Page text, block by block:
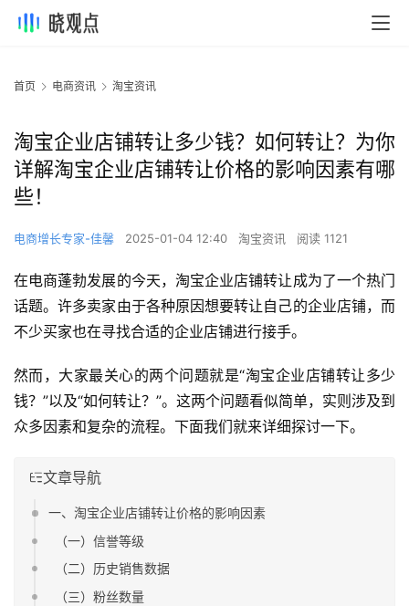
首页 电商资讯 淘宝资讯
淘宝企业店铺转让多少钱？如何转让？为你
详解淘宝企业店铺转让价格的影响因素有哪
些！
电商增长专家-佳馨 2025-01-04 12:40 淘宝资讯 阅读 1121
在电商蓬勃发展的今天，淘宝企业店铺转让成为了一个热门
话题。许多卖家由于各种原因想要转让自己的企业店铺，而
不少买家也在寻找合适的企业店铺进行接手。
然而，大家最关心的两个问题就是“淘宝企业店铺转让多少
钱？”以及“如何转让？”。这两个问题看似简单，实则涉及到
众多因素和复杂的流程。下面我们就来详细探讨一下。
文章导航
一、淘宝企业店铺转让价格的影响因素
（一）信誉等级
（二）历史销售数据
（三）粉丝数量